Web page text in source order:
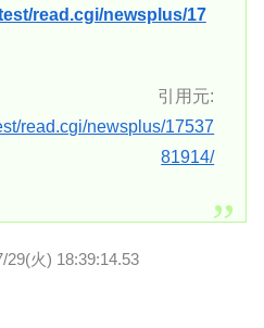
read.cgi/newsplus/17
引用元:
read.cgi/newsplus/17537
81914/
29(火) 18:39:14.53